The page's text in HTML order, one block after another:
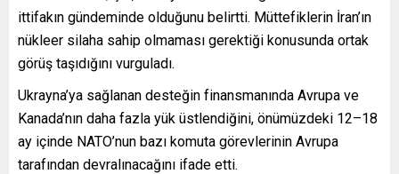
ittifakın gündeminde olduğunu belirtti. Müttefiklerin İran’ın
nükleer silaha sahip olmaması gerektiği konusunda ortak
görüş taşıdığını vurguladı.
Ukrayna’ya sağlanan desteğin finansmanında Avrupa ve
Kanada’nın daha fazla yük üstlendiğini, önümüzdeki 12–18
ay içinde NATO’nun bazı komuta görevlerinin Avrupa
tarafından devralınacağını ifade etti.